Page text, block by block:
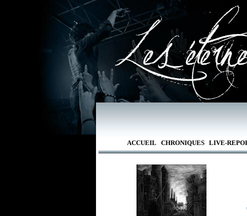
ACCUEIL CHRONIQUES LIVE-